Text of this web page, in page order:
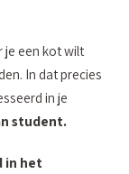
je een kot wilt
In dat precies
in je
student.
in het